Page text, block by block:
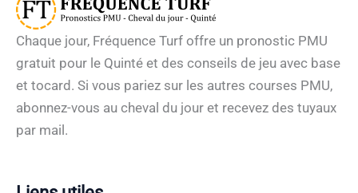
Chaque jour, Fréquence Turf offre un pronostic PMU
gratuit pour le Quinté et des conseils de jeu avec base
et tocard. Si vous pariez sur les autres courses PMU,
abonnez-vous au cheval du jour et recevez des tuyaux
par mail.